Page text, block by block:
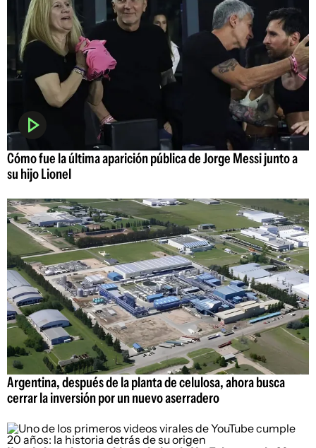
Cómo fue la última aparición pública de Jorge Messi junto a
su hijo Lionel
Argentina, después de la planta de celulosa, ahora busca
cerrar la inversión por un nuevo aserradero